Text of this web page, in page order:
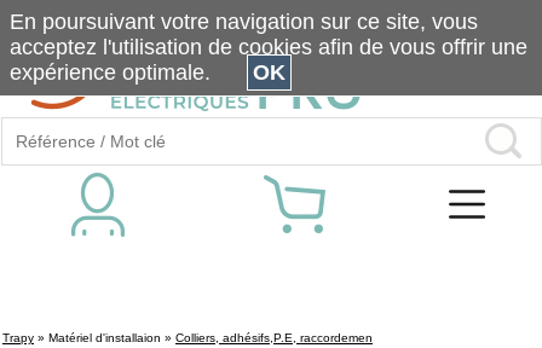
Trapy » Matériel d'installaion » Colliers, adhésifs,P.E, raccordemen
En poursuivant votre navigation sur ce site, vous
acceptez l'utilisation de cookies afin de vous offrir une
expérience optimale.
OK